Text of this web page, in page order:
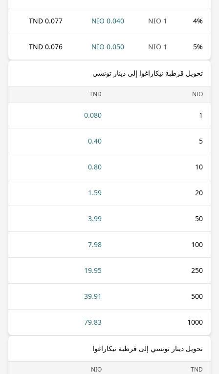
4%
1 NIO
0.040 NIO
0.077 TND
5%
1 NIO
0.050 NIO
0.076 TND
تحويل قرطبة نيكاراغوا إلى دينار تونسي
NIO
TND
1
0.080
5
0.40
10
0.80
20
1.59
50
3.99
100
7.98
250
19.95
500
39.91
1000
79.83
تحويل دينار تونسي إلى قرطبة نيكاراغوا
TND
NIO